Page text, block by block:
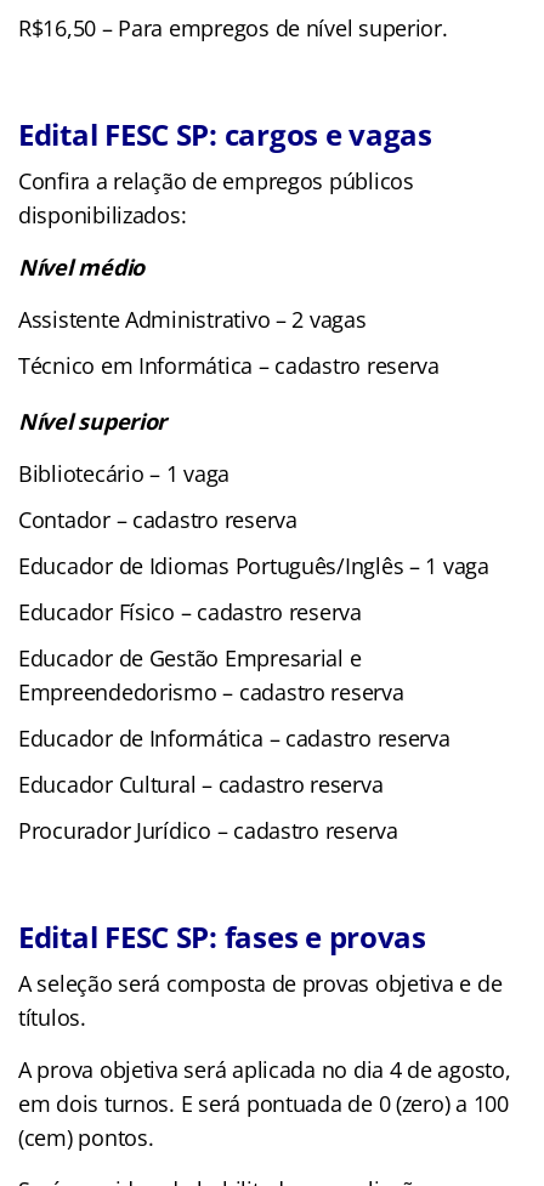
R$16,50 – Para empregos de nível superior.
Edital FESC SP: cargos e vagas
Confira a relação de empregos públicos
disponibilizados:
Nível médio
Assistente Administrativo – 2 vagas
Técnico em Informática – cadastro reserva
Nível superior
Bibliotecário – 1 vaga
Contador – cadastro reserva
Educador de Idiomas Português/Inglês – 1 vaga
Educador Físico – cadastro reserva
Educador de Gestão Empresarial e
Empreendedorismo – cadastro reserva
Educador de Informática – cadastro reserva
Educador Cultural – cadastro reserva
Procurador Jurídico – cadastro reserva
Edital FESC SP: fases e provas
A seleção será composta de provas objetiva e de
títulos.
A prova objetiva será aplicada no dia 4 de agosto,
em dois turnos. E será pontuada de 0 (zero) a 100
(cem) pontos.